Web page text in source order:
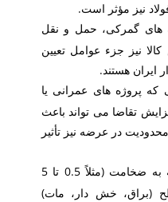
نیز مؤثر است.
‌های گمرکی، حمل ‌و نقل
نیز جزء عوامل تعیین
ایران هستند.
که پروژه ‌های عمرانی یا
تقاضا می ‌تواند باعث
در عرضه نیز تأثیر
قیمت بسته به ضخامت (مثلاً 0.5 تا 5
(براق، خش ‌دار، مات)